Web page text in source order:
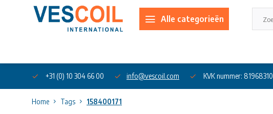
Alle categorieën
+31 (0) 10 304 66 00 info@vescoil.com KVK nummer: 81968310
Home Tags 158400171